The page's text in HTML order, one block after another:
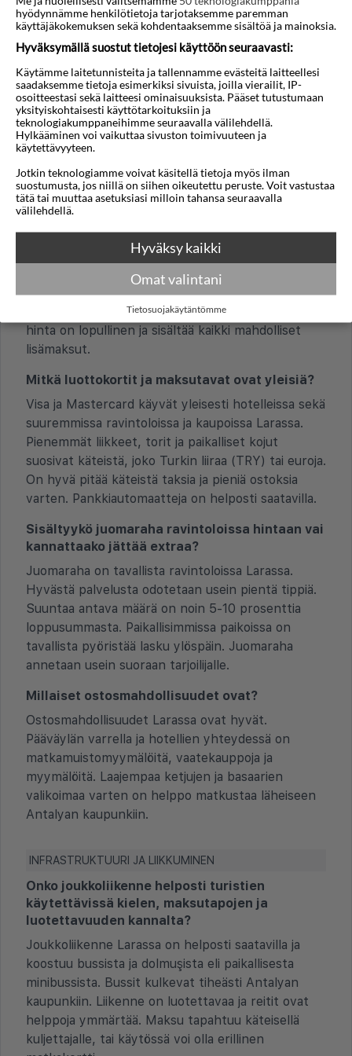
palveluissa.
TALOUS JA MAKSAMINEN
Millainen on yleinen hintataso?
Hintataso Larassa on yleensä selvästi Suomen
hintatasoa alhaisempi. Ruokaostokset, ulkona
syöminen ja paikalliset palvelut ovat usein edullisia.
ravintoloiden ja luksustuotteiden hinnat voivat olla
korkeampia kuin Turkin paikallisemmilla alueilla.
Onko turisteille veroja tai lisämaksuja,
esimerkiksi hotellimajoituksesta?
Larassa tai Turkissa ei yleensä ole erillistä virallista
turistiveroa. Hotellihinta sisältää usein verot ja
maksut, mutta kannattaa tarkistaa, että hotellin
hinta on lopullinen ja sisältää kaikki mahdolliset
lisämaksut.
Mitkä luottokortit ja maksutavat ovat yleisiä?
Visa ja Mastercard käyvät yleisesti hotelleissa sekä
suuremmissa ravintoloissa ja kaupoissa Larassa.
Pienemmät liikkeet, torit ja paikalliset kojut
suosivat käteistä, joko Turkin liiraa (TRY) tai euroja.
On hyvä pitää käteistä taksia ja pieniä ostoksia
varten. Pankkiautomaatteja on helposti saatavilla.
Sisältyykö juomaraha ravintoloissa hintaan vai
kannattaako jättää extraa?
Juomaraha on tavallista ravintoloissa Larassa.
Hyvästä palvelusta odotetaan usein pientä tippiä.
Suuntaa antava määrä on noin 5-10 prosenttia
loppusummasta. Paikallisimmissa paikoissa on
tavallista pyöristää lasku ylöspäin. Juomaraha
annetaan usein suoraan tarjoilijalle.
Millaiset ostosmahdollisuudet ovat?
Ostosmahdollisuudet Larassa ovat hyvät.
Pääväylän varrella ja hotellien yhteydessä on
matkamuistomyymälöitä, vaatekauppoja ja
myymälöitä. Laajempaa ketjujen ja basaarien
valikoimaa varten on helppo matkustaa läheiseen
Antalyan kaupunkiin.
INFRASTRUKTUURI JA LIIKKUMINEN
Onko joukkoliikenne helposti turistien
käytettävissä kielen, maksutapojen ja
luotettavuuden kannalta?
Joukkoliikenne Larassa on helposti saatavilla ja
koostuu bussista ja dolmuşista eli paikallisesta
minibussista. Bussit kulkevat tiheästi Antalyan
kaupunkiin. Liikenne on luotettavaa ja reitit ovat
helppoja ymmärtää. Maksu tapahtuu käteisellä
kuljettajalle, tai käytössä voi olla erillinen
hyödynnämme henkilötietoja tarjotaksemme paremman
käyttäjäkokemuksen sekä kohdentaaksemme sisältöä ja mainoksia.
Hyväksymällä suostut tietojesi käyttöön seuraavasti:
Käytämme laitetunnisteita ja tallennamme evästeitä laitteellesi
saadaksemme tietoja esimerkiksi sivuista, joilla vierailit, IP-
osoitteestasi sekä laitteesi ominaisuuksista. Pääset tutustumaan
yksityiskohtaisesti käyttötarkoituksiin ja
teknologiakumppaneihimme seuraavalla välilehdellä.
Hylkääminen voi vaikuttaa sivuston toimivuuteen ja
käytettävyyteen.
Jotkin teknologiamme voivat käsitellä tietoja myös ilman
suostumusta, jos niillä on siihen oikeutettu peruste. Voit vastustaa
tätä tai muuttaa asetuksiasi milloin tahansa seuraavalla
välilehdellä.
Hyväksy kaikki
Omat valintani
Tietosuojakäytäntömme